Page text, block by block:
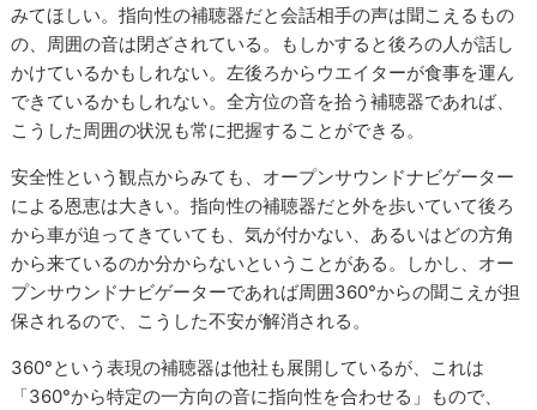
みてほしい。指向性の補聴器だと会話相手の声は聞こえるもの
の、周囲の音は閉ざされている。もしかすると後ろの人が話し
かけているかもしれない。左後ろからウエイターが食事を運ん
できているかもしれない。全方位の音を拾う補聴器であれば、
こうした周囲の状況も常に把握することができる。
安全性という観点からみても、オープンサウンドナビゲーター
による恩恵は大きい。指向性の補聴器だと外を歩いていて後ろ
から車が迫ってきていても、気が付かない、あるいはどの方角
から来ているのか分からないということがある。しかし、オー
プンサウンドナビゲーターであれば周囲360°からの聞こえが担
保されるので、こうした不安が解消される。
360°という表現の補聴器は他社も展開しているが、これは
「360°から特定の一方向の音に指向性を合わせる」もので、